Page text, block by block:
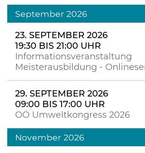
September 2026
23. SEPTEMBER 2026
19:30 BIS 21:00 UHR
Informationsveranstaltung
Meisterausbildung -
29. SEPTEMBER 2026
09:00 BIS 17:00 UHR
OÖ Umweltkongress 2026
November 2026